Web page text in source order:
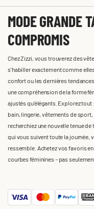
MODE GRANDE
COMPROMIS
Chez Zizzi, vous trouverez des
s'habiller exactement comme
confort ou les dernières
une compréhension de la forme
ajustés qu'élégants. Explorez
bain, lingerie, vêtements de
recherchiez une nouvelle tenue
qui vous suivent toute la journée,
ressemble. Achetez vos favoris
courbes féminines – pas